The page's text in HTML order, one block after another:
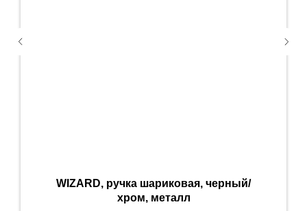
WIZARD, ручка шариковая, черный/
хром, металл